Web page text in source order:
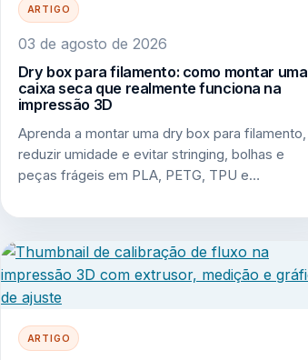
ARTIGO
03 de agosto de 2026
Dry box para filamento: como montar uma
caixa seca que realmente funciona na
impressão 3D
Aprenda a montar uma dry box para filamento,
reduzir umidade e evitar stringing, bolhas e
peças frágeis em PLA, PETG, TPU e…
ARTIGO